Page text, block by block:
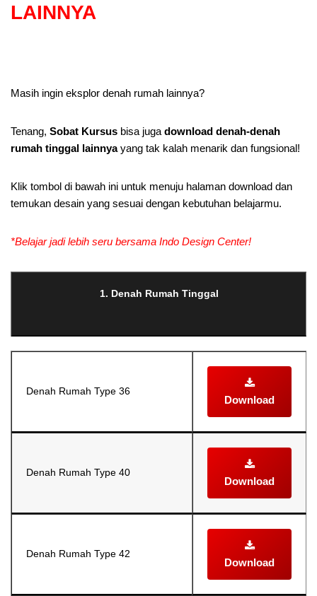
LAINNYA
Masih ingin eksplor denah rumah lainnya?
Tenang, Sobat Kursus bisa juga download denah-denah
rumah tinggal lainnyayang tak kalah menarik dan fungsional!
Klik tombol di bawah ini untuk menuju halaman download dan
temukan desain yang sesuai dengan kebutuhan belajarmu.
*Belajar jadi lebih seru bersama Indo Design Center!
1. Denah Rumah Tinggal
Denah Rumah Type 36
Download
Denah Rumah Type 40
Download
Denah Rumah Type 42
Download